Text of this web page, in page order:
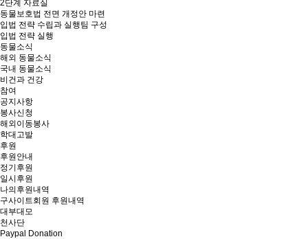
2단계 자료실
동물보호법 전면 개정안 마련
입법 전략 수립과 실행팀 구성
입법 전략 실행
동물소식
해외 동물소식
국내 동물소식
비건과 건강
참여
공지사항
봉사신청
해외이동봉사
학대고발
후원
후원안내
정기후원
일시후원
나의후원내역
구사이트회원 후원내역
대부대모
천사단
Paypal Donation